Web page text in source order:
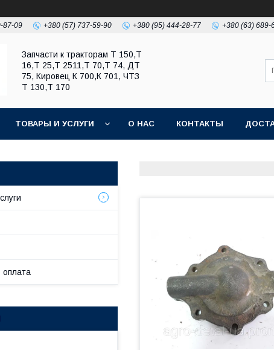
87-09 +380 (57) 737-59-90 +380 (95) 444-28-77 +380 (63) 689-
Запчасти к тракторам Т 150,Т
16,Т 25,Т 2511,Т 70,Т 74, ДТ
75, Кировец К 700,К 701, ЧТЗ
Т 130,Т 170
ТОВАРЫ И УСЛУГИ О НАС КОНТАКТЫ
оплата